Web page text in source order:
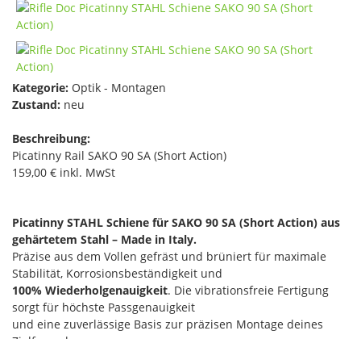
Kategorie: Optik - Montagen
Zustand: neu
Beschreibung:
Picatinny Rail SAKO 90 SA (Short Action)
159,00 € inkl. MwSt
Picatinny STAHL Schiene für SAKO 90 SA (Short Action) aus
gehärtetem Stahl – Made in Italy.
Präzise aus dem Vollen gefräst und brüniert für maximale
Stabilität, Korrosionsbeständigkeit und
100% Wiederholgenauigkeit. Die vibrationsfreie Fertigung
sorgt für höchste Passgenauigkeit
und eine zuverlässige Basis zur präzisen Montage deines